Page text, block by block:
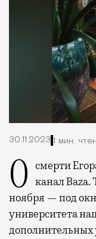
30.11.2023 1 мин.
О смерти
канал
ноября — под
университета
дополнительных